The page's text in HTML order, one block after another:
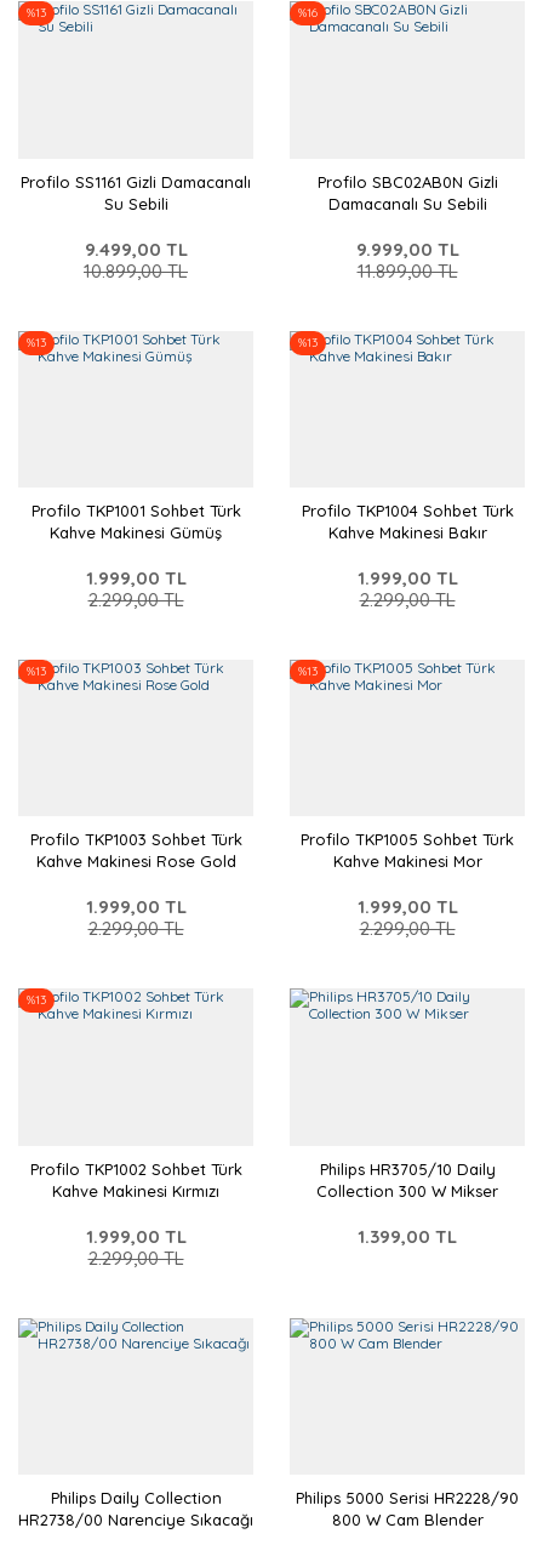
%13
Profilo SS1161 Gizli Damacanalı
Su Sebili
9.499,00 TL
10.899,00 TL
%16
Profilo SBC02AB0N Gizli
Damacanalı Su Sebili
9.999,00 TL
11.899,00 TL
%13
Profilo TKP1001 Sohbet Türk
Kahve Makinesi Gümüş
1.999,00 TL
2.299,00 TL
%13
Profilo TKP1004 Sohbet Türk
Kahve Makinesi Bakır
1.999,00 TL
2.299,00 TL
%13
Profilo TKP1003 Sohbet Türk
Kahve Makinesi Rose Gold
1.999,00 TL
2.299,00 TL
%13
Profilo TKP1005 Sohbet Türk
Kahve Makinesi Mor
1.999,00 TL
2.299,00 TL
%13
Profilo TKP1002 Sohbet Türk
Kahve Makinesi Kırmızı
1.999,00 TL
2.299,00 TL
Philips HR3705/10 Daily
Collection 300 W Mikser
1.399,00 TL
Philips Daily Collection
HR2738/00 Narenciye Sıkacağı
Philips 5000 Serisi HR2228/90
800 W Cam Blender